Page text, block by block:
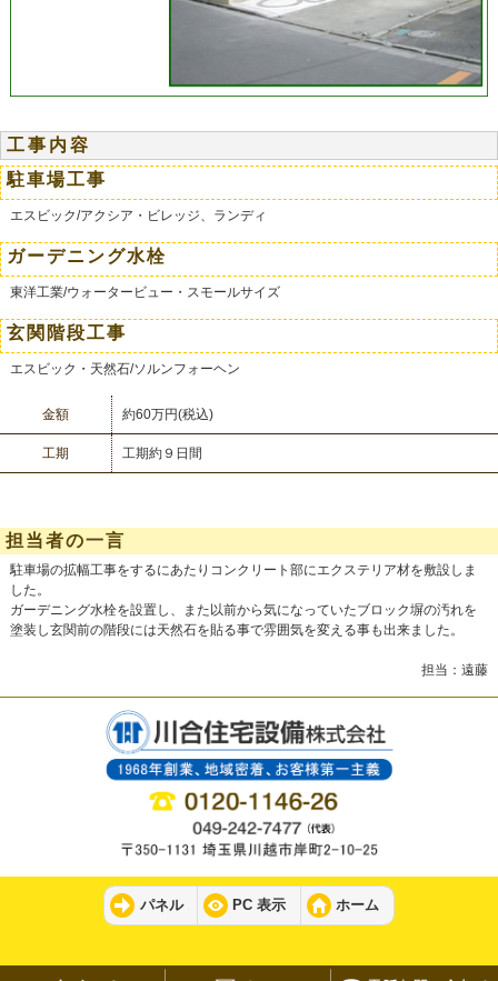
工事内容
駐車場工事
エスビック/アクシア・ビレッジ、ランディ
ガーデニング水栓
東洋工業/ウォータービュー・スモールサイズ
玄関階段工事
エスビック・天然石/ソルンフォーヘン
金額 約60万円(税込)
工期 工期約９日間
担当者の一言
駐車場の拡幅工事をするにあたりコンクリート部にエクステリア材を敷設しま
した。
ガーデニング水栓を設置し、また以前から気になっていたブロック塀の汚れを
塗装し玄関前の階段には天然石を貼る事で雰囲気を変える事も出来ました。
担当：遠藤
パネル PC 表示 ホーム